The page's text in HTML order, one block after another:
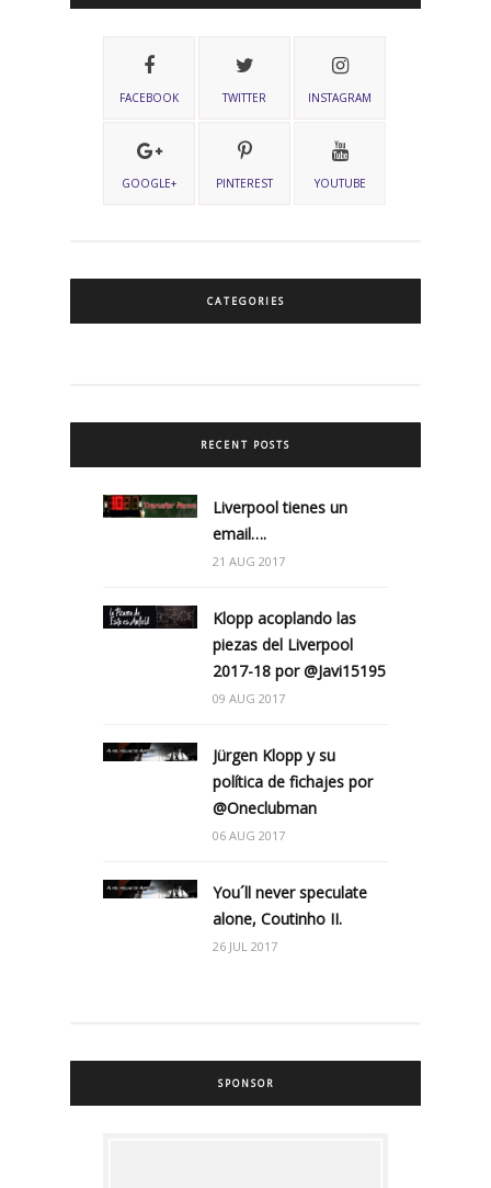
FACEBOOK TWITTER INSTAGRAM
GOOGLE+ PINTEREST YOUTUBE
CATEGORIES
RECENT POSTS
Liverpool tienes un
email….
21 AUG 2017
Klopp acoplando las
piezas del Liverpool
2017-18 por @Javi15195
09 AUG 2017
Jürgen Klopp y su
política de fichajes por
@Oneclubman
06 AUG 2017
You´ll never speculate
alone, Coutinho II.
26 JUL 2017
SPONSOR